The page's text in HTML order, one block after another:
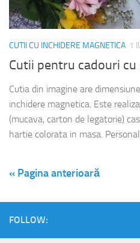
CUTII CU INCHIDERE MAGNETICA 1
Cutii pentru cadouri
Cutia din imagine are
inchidere magnetica. Este
(mucava, carton de legatorie)
hartie colorata in masa.
« Pagina anterioară
FOLLOW: